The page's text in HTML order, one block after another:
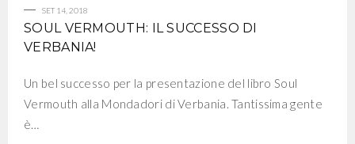
SET 14, 2018
SOUL VERMOUTH: IL SUCCESSO DI
VERBANIA!
Un bel successo per la presentazione del libro Soul
Vermouth alla Mondadori di Verbania. Tantissima gente
è…